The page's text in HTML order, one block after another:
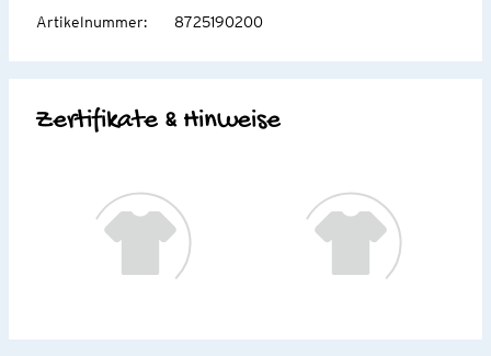
Artikelnummer: 8725190200
Zertifikate & Hinweise